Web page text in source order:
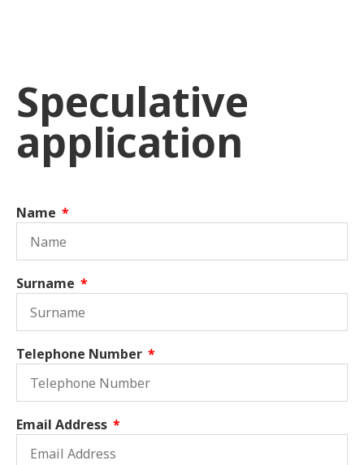
Speculative
application
Name
Surname
Telephone Number
Email Address